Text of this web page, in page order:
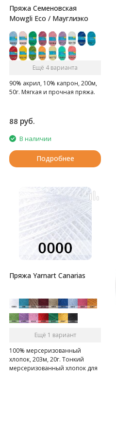
Пряжа Семеновская
Mowgli Eco / Мауглиэко
Ещё 4 варианта
90% акрил, 10% капрон, 200м,
50г. Мягкая и прочная пряжа.
88 руб.
В наличии
Подробнее
Пряжа Yarnart Canarias
Ещё 1 вариант
100% мерсеризованный
хлопок, 203м, 20г. Тонкий
мерсеризованный хлопок для